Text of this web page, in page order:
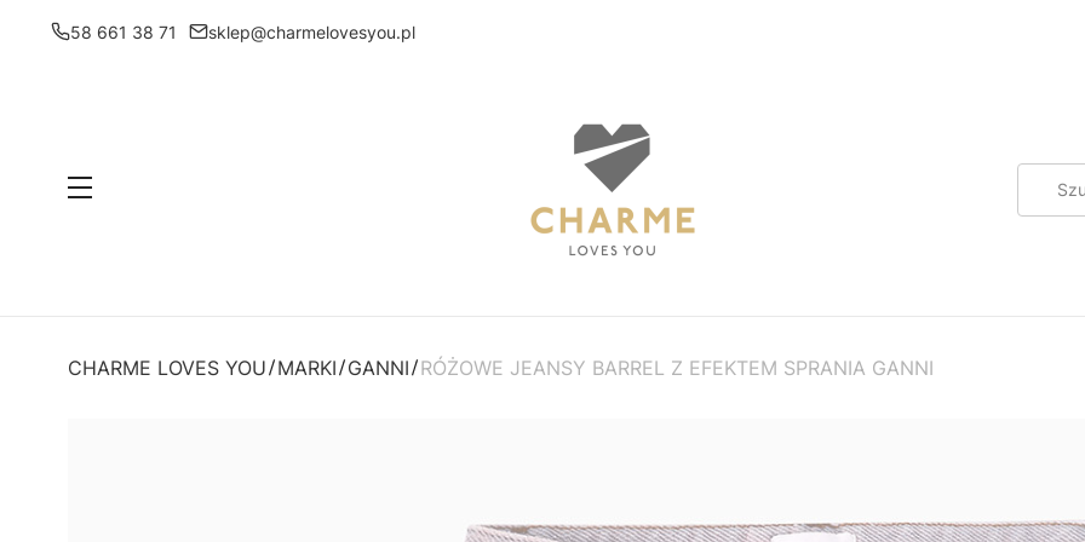
58 661 38 71 sklep@charmelovesyou.pl
Menu
CHARME LOVES YOU MARKI GANNI RÓŻOWE JEANSY BARREL Z EFEKTEM SPRANIA GANNI